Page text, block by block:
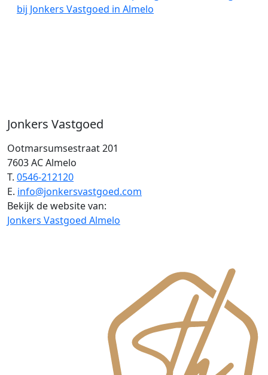
Jonkers Vastgoed
Ootmarsumsestraat 201
7603 AC Almelo
T. 0546-212120
E. info@jonkersvastgoed.com
Bekijk de website van:
Jonkers Vastgoed Almelo
bij Jonkers Vastgoed in Almelo